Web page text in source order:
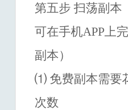
第五步 扫荡副本
可在手机APP 上
副本）
⑴ 免费副本需要
次数